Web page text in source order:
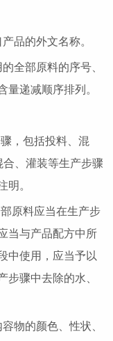
品的外文名称。
全部原料的序号、
量递减顺序排列。
，包括投料、混
、灌装等生产步骤
明。
原料应当在生产步
当与产品配方中所
中使用，应当予以
步骤中去除的水、
物的颜色、性状、